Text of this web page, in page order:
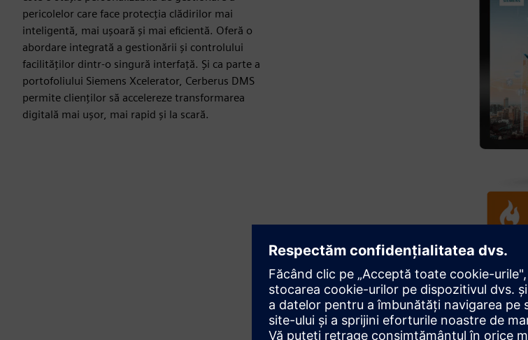
pericolelor care face protecția clădirilor mai
inteligentă, mai ușoară și mai eficientă. Oferă o
abordare integrată a gestionării și controlului
facilităților dintr-o singură interfață. Și ca parte a
portofoliului Siemens Xcelerator, Cerberus DMS
permite clienților să accelereze transformarea
digitală mai ușor, mai rapid și la scară.